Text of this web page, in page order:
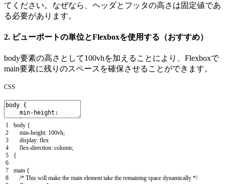
てください。なぜなら、ヘッダとフッタの高さは固定値であ
る必要があります。
2. ビューポートの単位とFlexboxを使用する（おすすめ）
body要素の高さとして100vhを加えることにより、Flexboxで
main要素に残りのスペースを確保させることができます。
CSS
1
2
3
4
5
6
7
8
body {
min-height: 100vh;
display: flex
flex-direction: column;
{
main {
/* This will make the main element take the remaining space dynamically */